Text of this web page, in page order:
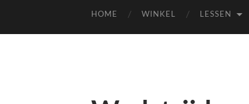
HOME WINKEL LESSEN